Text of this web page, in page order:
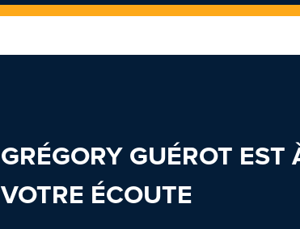
GRÉGORY GUÉROT EST
VOTRE ÉCOUTE